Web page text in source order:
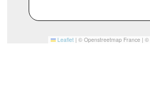
Leaflet | © Openstreetmap France | ©